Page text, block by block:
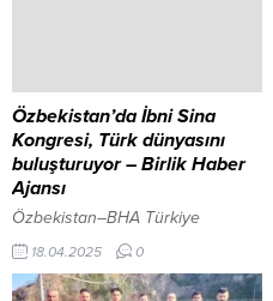
Özbekistan’da İbni Sina
Kongresi, Türk dünyasını
buluşturuyor – Birlik Haber
Ajansı
Özbekistan–BHA Türkiye
Cumhuriyeti ile Türk Dünyasının
farklı coğrafyalarındaki devlet ve
toplumlar arasında bilimsel ve
18.04.2025 0